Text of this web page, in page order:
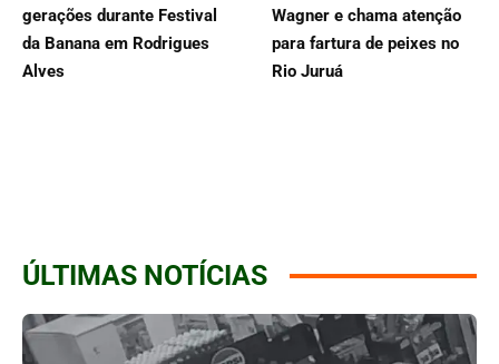
gerações durante Festival
da Banana em Rodrigues
Alves
Wagner e chama atenção
para fartura de peixes no
Rio Juruá
ÚLTIMAS NOTÍCIAS